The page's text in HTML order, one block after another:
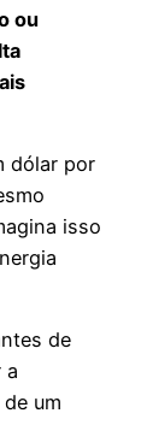
ou
dólar por
isso
de
a
um